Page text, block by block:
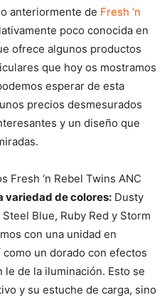
anteriormente de Fresh ‘n
poco conocida en
ofrece algunos productos
que hoy os mostramos
esperar de esta
precios desmesurados
y un diseño que
Fresh ‘n Rebel Twins ANC
variedad de colores: Dusty
Blue, Ruby Red y Storm
con una unidad en
como un dorado con efectos
le de la iluminación. Esto se
y su estuche de carga, sino